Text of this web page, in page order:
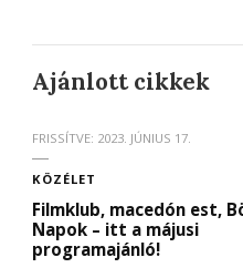
Ajánlott cikkek
FRISSÍTVE: 2023. JÚNIUS 17.
KÖZÉLET
Filmklub, macedón est,
Napok – itt a májusi
programajánló!